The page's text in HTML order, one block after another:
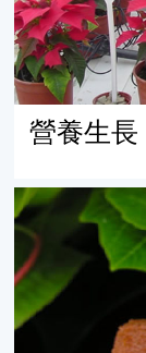
營養生長
繁殖技術